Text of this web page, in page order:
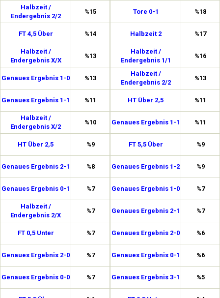
Halbzeit /
Endergebnis 2/2
%15
FT 4,5 Über %14
Halbzeit /
Endergebnis X/X
%13
Genaues Ergebnis 1-0 %13
Genaues Ergebnis 1-1 %11
Halbzeit /
Endergebnis X/2
%10
HT Über 2,5 %9
Genaues Ergebnis 2-1 %8
Genaues Ergebnis 0-1 %7
Halbzeit /
Endergebnis 2/X
%7
FT 0,5 Unter %7
Genaues Ergebnis 2-0 %7
Genaues Ergebnis 0-0 %7
Tore 0-1 %18
Halbzeit 2 %17
Halbzeit /
Endergebnis 1/1
%16
Halbzeit /
Endergebnis 2/2
%13
HT Über 2,5 %11
Genaues Ergebnis 1-1 %11
FT 5,5 Über %9
Genaues Ergebnis 1-2 %9
Genaues Ergebnis 1-0 %7
Genaues Ergebnis 2-1 %7
Genaues Ergebnis 2-0 %6
Genaues Ergebnis 0-1 %6
Genaues Ergebnis 3-1 %5